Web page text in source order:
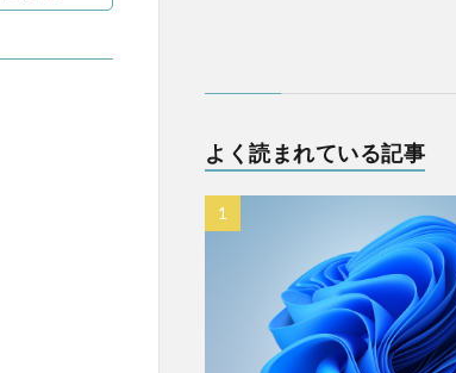
よく読まれている記事